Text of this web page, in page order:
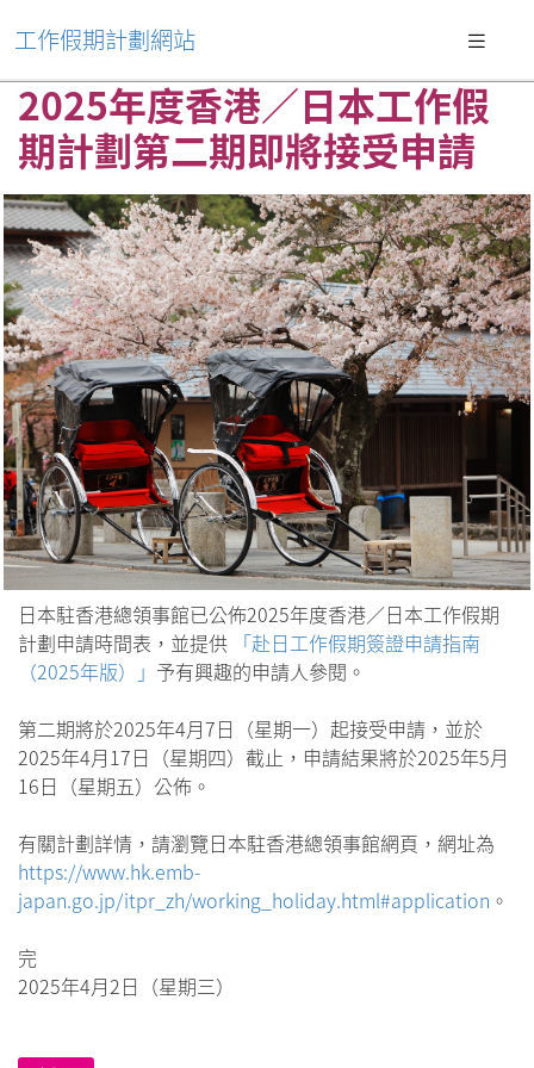
工作假期計劃網站
2025年度香港／日本工作假
期計劃第二期即將接受申請
日本駐香港總領事館已公佈2025年度香港／日本工作假期
計劃申請時間表，並提供 「赴日工作假期簽證申請指南
（2025年版）」 予有興趣的申請人參閱。
第二期將於2025年4月7日（星期一）起接受申請，並於
2025年4月17日（星期四）截止，申請結果將於2025年5月
16日（星期五）公佈。
有關計劃詳情，請瀏覽日本駐香港總領事館網頁，網址為
https://www.hk.emb-
japan.go.jp/itpr_zh/working_holiday.html#application 。
完
2025年4月2日（星期三）